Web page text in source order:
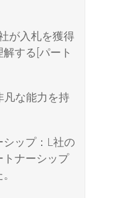
が入札を獲得
する[パート
凡な能力を持
ップ：L社の
トナーシップ